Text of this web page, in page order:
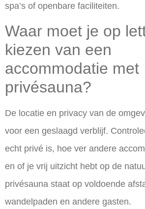
spa’s of openbare faciliteiten.
Waar moet je op
kiezen van een
accommodatie met
privésauna?
De locatie en privacy van de
voor een geslaagd verblijf.
echt privé is, hoe ver andere
en of je vrij uitzicht hebt op de
privésauna staat op voldoende
wandelpaden en andere gasten.